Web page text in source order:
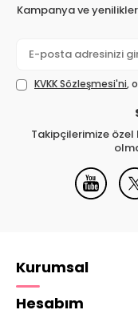
Kampanya ve
KVKK Sözleşmesi'ni,
Takipçilerimize
Kurumsal
Hesabım